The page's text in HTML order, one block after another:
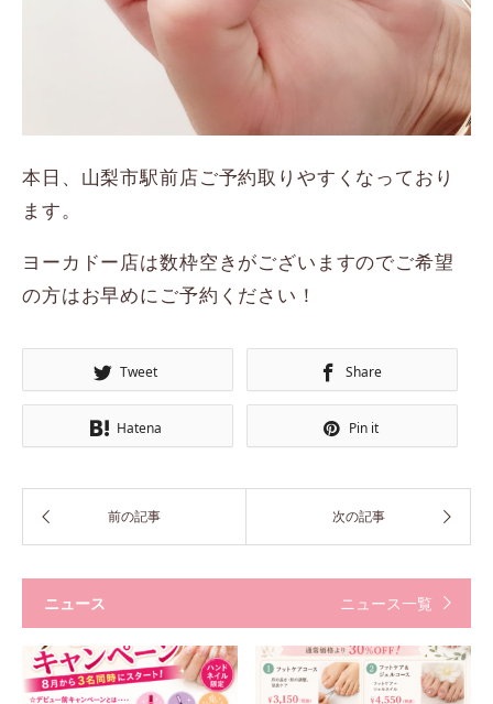
本日、山梨市駅前店ご予約取りやすくなっており
ます。
ヨーカドー店は数枠空きがございますのでご希望
の方はお早めにご予約ください！
Tweet Share
Hatena Pin it
ニュース ニュース一覧